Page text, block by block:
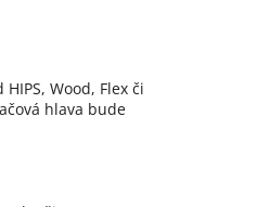
Wood, Flex či
hlava bude